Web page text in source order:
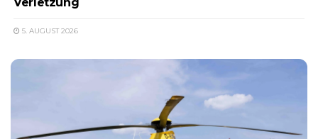
5. AUGUST 2026